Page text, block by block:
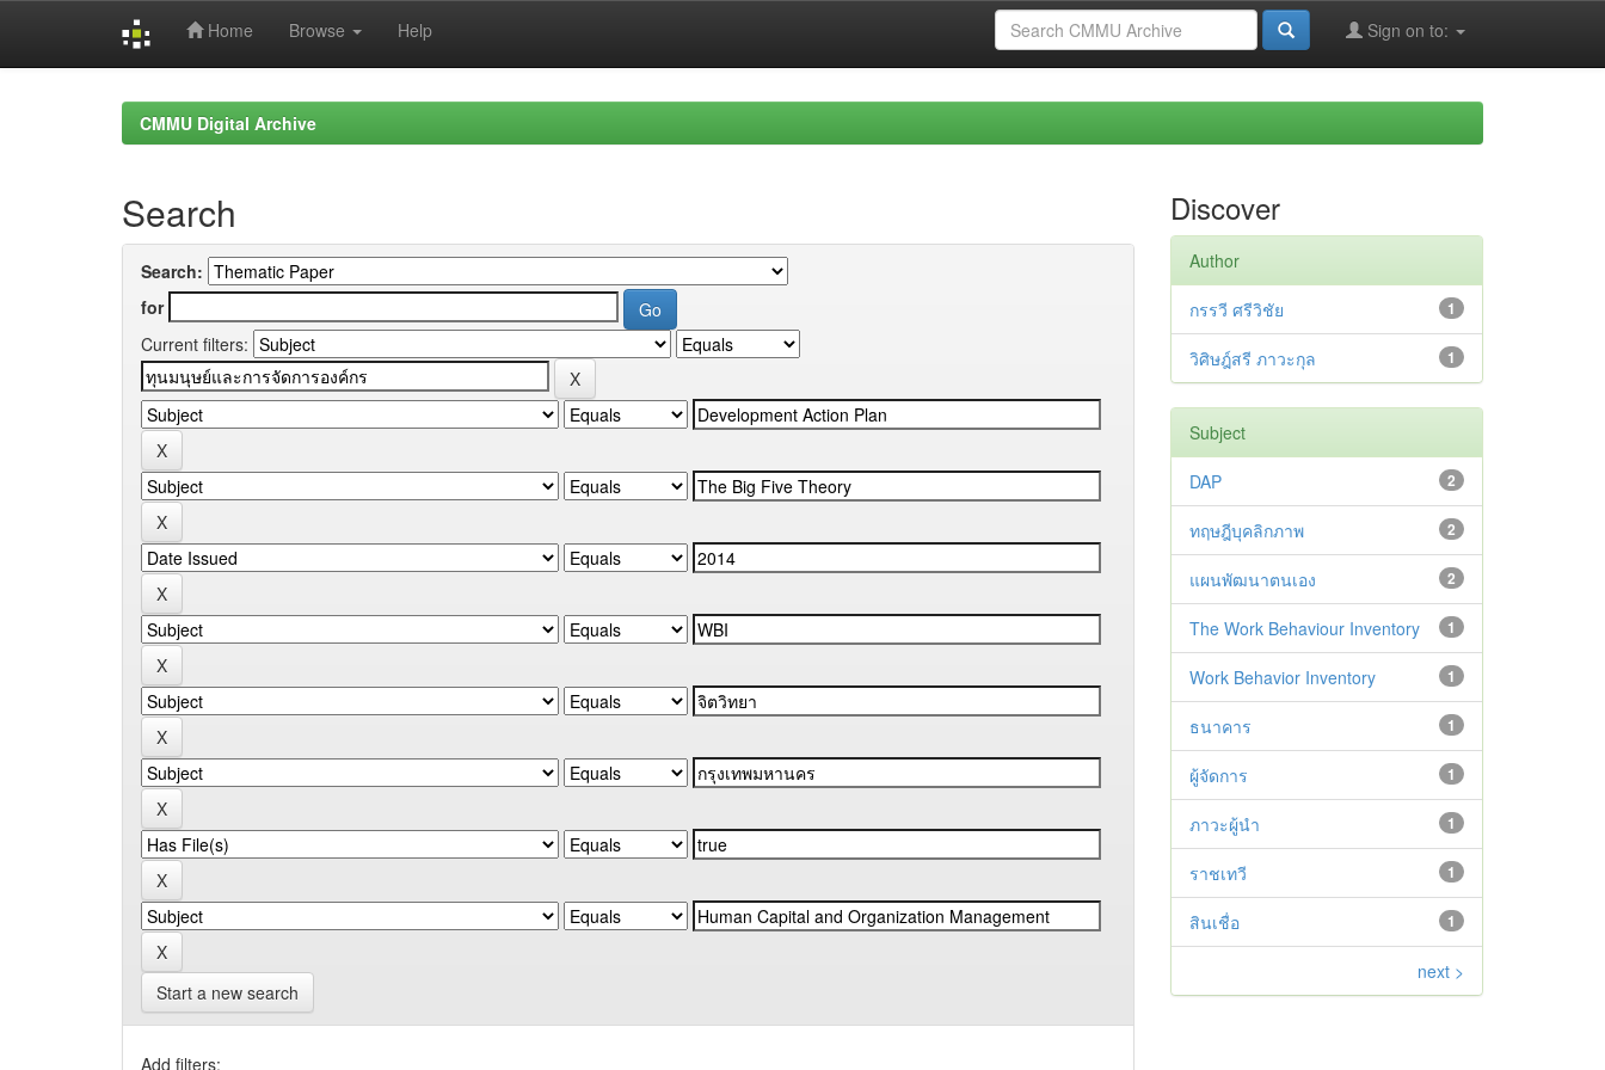
Home Browse Help Sign on to:
CMMU Digital Archive
Search
Search:
for
Current filters:
Start a new search
Add filters:
Discover
Author
1
กรรวี ศรีวิชัย
1
วิศิษฎ์สรี ภาวะกุล
Subject
2
DAP
2
ทฤษฎีบุคลิกภาพ
2
แผนพัฒนาตนเอง
1
The Work Behaviour Inventory
1
Work Behavior Inventory
1
ธนาคาร
1
ผู้จัดการ
1
ภาวะผู้นำ
1
ราชเทวี
1
สินเชื่อ
next >